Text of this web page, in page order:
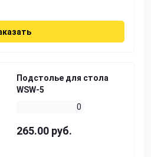
Подстолье для стола
WSW-5
0
265.00 руб.